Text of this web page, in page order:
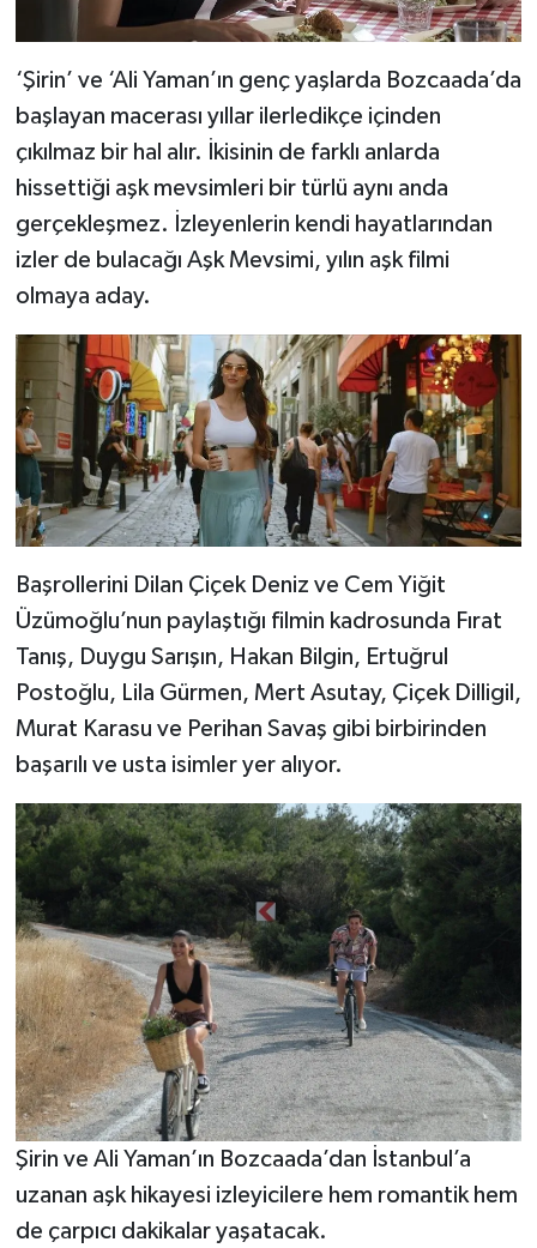
‘Şirin’ ve ‘Ali Yaman’ın genç yaşlarda Bozcaada’da
başlayan macerası yıllar ilerledikçe içinden
çıkılmaz bir hal alır. İkisinin de farklı anlarda
hissettiği aşk mevsimleri bir türlü aynı anda
gerçekleşmez. İzleyenlerin kendi hayatlarından
izler de bulacağı Aşk Mevsimi, yılın aşk filmi
olmaya aday.
Başrollerini Dilan Çiçek Deniz ve Cem Yiğit
Üzümoğlu’nun paylaştığı filmin kadrosunda Fırat
Tanış, Duygu Sarışın, Hakan Bilgin, Ertuğrul
Postoğlu, Lila Gürmen, Mert Asutay, Çiçek Dilligil,
Murat Karasu ve Perihan Savaş gibi birbirinden
başarılı ve usta isimler yer alıyor.
Şirin ve Ali Yaman’ın Bozcaada’dan İstanbul’a
uzanan aşk hikayesi izleyicilere hem romantik hem
de çarpıcı dakikalar yaşatacak.